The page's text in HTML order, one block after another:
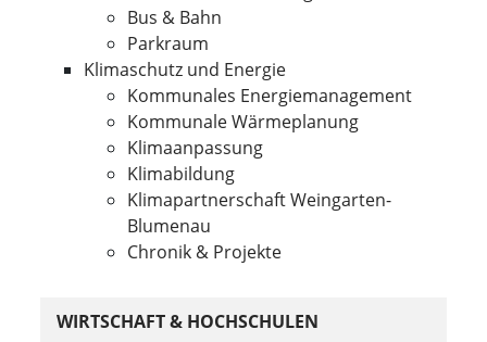
Bus & Bahn
Parkraum
Klimaschutz und Energie
Kommunales Energiemanagement
Kommunale Wärmeplanung
Klimaanpassung
Klimabildung
Klimapartnerschaft Weingarten-
Blumenau
Chronik & Projekte
WIRTSCHAFT & HOCHSCHULEN